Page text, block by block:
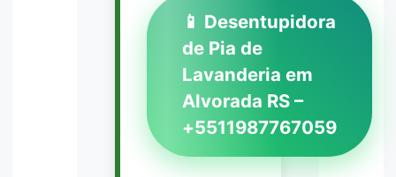
📱 Desentupidora
de Pia de
Lavanderia em
Alvorada RS –
+5511987767059